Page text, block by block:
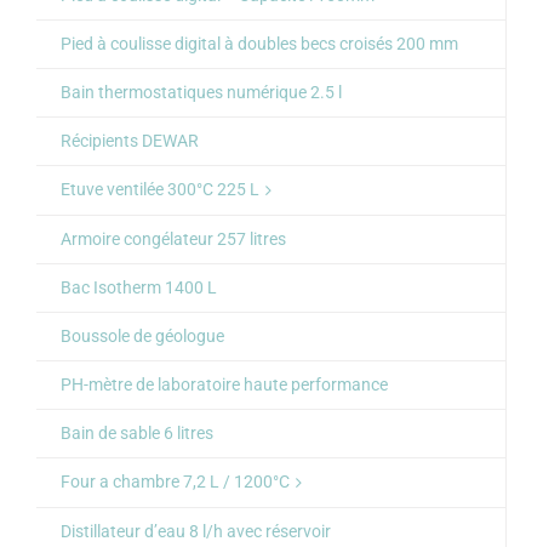
Pied à coulisse digital à doubles becs croisés 200 mm
Bain thermostatiques numérique 2.5 l
Récipients DEWAR
Etuve ventilée 300°C 225 L
Armoire congélateur 257 litres
Bac Isotherm 1400 L
Boussole de géologue
PH-mètre de laboratoire haute performance
Bain de sable 6 litres
Four a chambre 7,2 L / 1200°C
Distillateur d’eau 8 l/h avec réservoir